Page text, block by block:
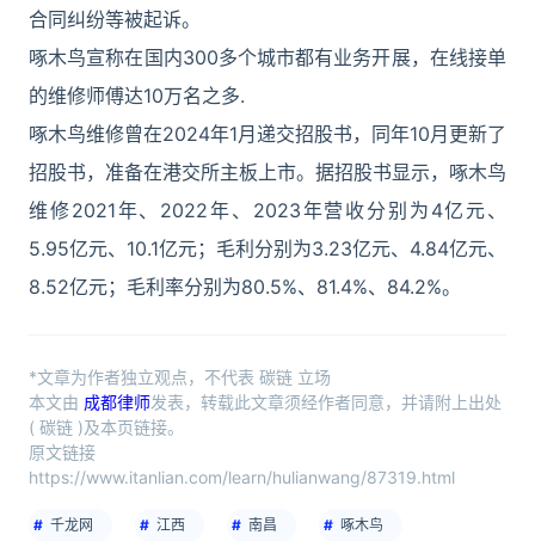
合同纠纷等被起诉。
啄木鸟宣称在国内300多个城市都有业务开展，在线接单
的维修师傅达10万名之多.
啄木鸟维修曾在2024年1月递交招股书，同年10月更新了
招股书，准备在港交所主板上市。据招股书显示，啄木鸟
维修2021年、2022年、2023年营收分别为4亿元、
5.95亿元、10.1亿元；毛利分别为3.23亿元、4.84亿元、
8.52亿元；毛利率分别为80.5%、81.4%、84.2%。
*文章为作者独立观点，不代表 碳链 立场
本文由 成都律师发表，转载此文章须经作者同意，并请附上出处
( 碳链 )及本页链接。
原文链接
https://www.itanlian.com/learn/hulianwang/87319.html
千龙网 江西 南昌 啄木鸟